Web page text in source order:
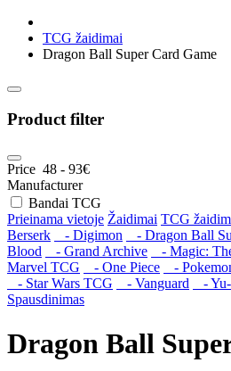
TCG žaidimai
Dragon Ball Super Card Game
Product filter
Price 48 - 93€
Manufacturer
Bandai TCG
Prieinama vietoje Žaidimai TCG
Berserk
- Digimon - Dragon Ball
Blood
- Grand Archive - Magic:
Marvel TCG
- One Piece -
- Star Wars TCG
- Vanguard -
Spausdinimas
Dragon Ball